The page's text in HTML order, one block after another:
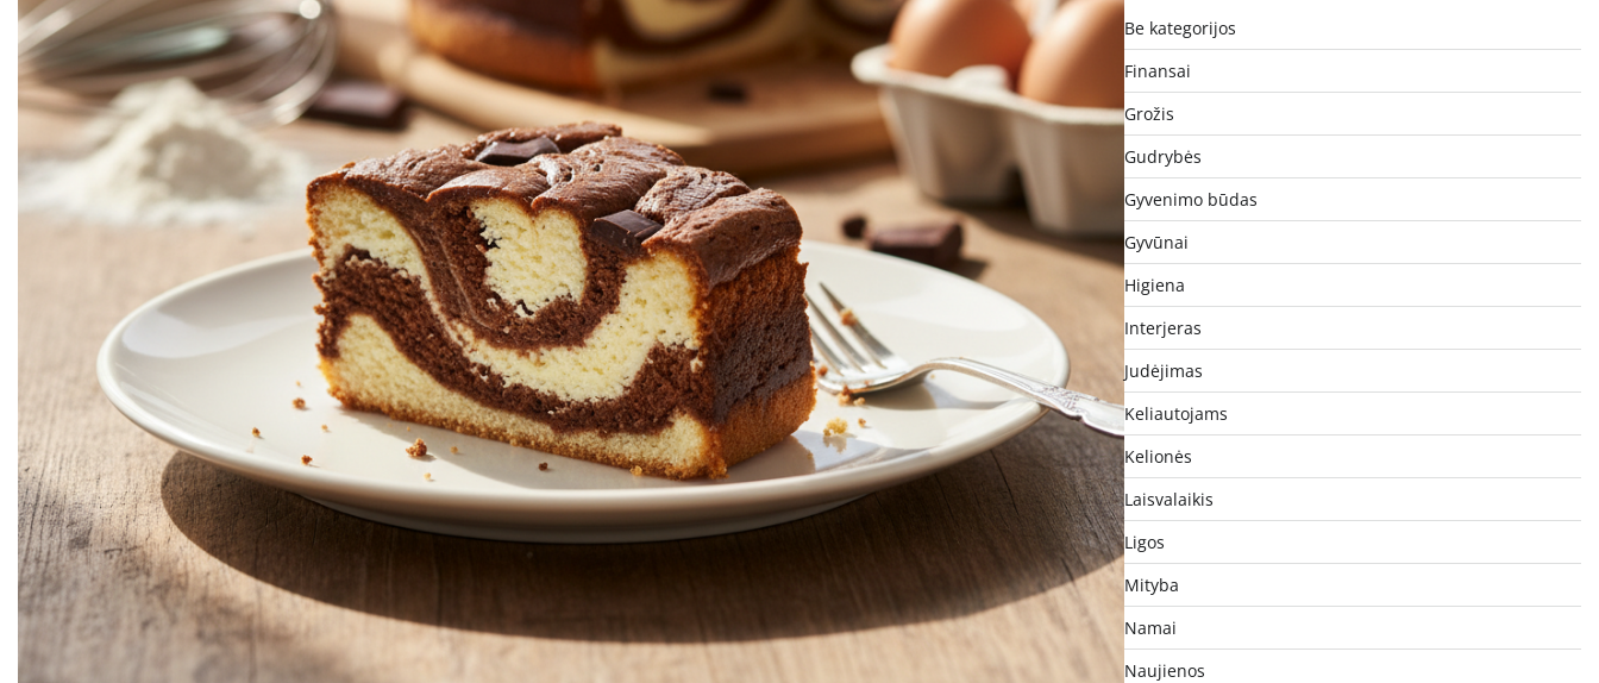
Be kategorijos
Finansai
Grožis
Gudrybės
Gyvenimo būdas
Gyvūnai
Higiena
Interjeras
Judėjimas
Keliautojams
Kelionės
Laisvalaikis
Ligos
Mityba
Namai
Naujienos